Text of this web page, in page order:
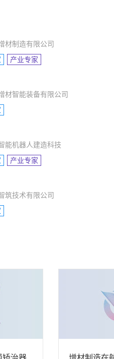
材制造有限公司
产业专家
材智能装备有限公司
能机器人建造科技
产业专家
筑技术有限公司